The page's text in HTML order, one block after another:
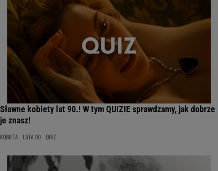
Sławne kobiety lat 90.! W tym QUIZIE sprawdzamy, jak dobrze
je znasz!
KOBIETA LATA 90 QUIZ